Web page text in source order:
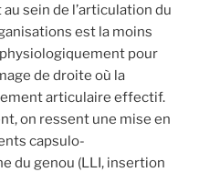
sein de l’articulation du
est la moins
pour
de droite où la
articulaire effectif.
on ressent une mise en
capsulo-
du genou (LLI, insertion